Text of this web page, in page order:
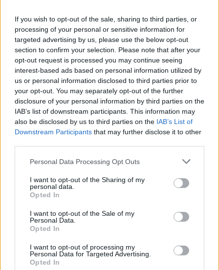
If you wish to opt-out of the sale, sharing to third parties, or
processing of your personal or sensitive information for
targeted advertising by us, please use the below opt-out
section to confirm your selection. Please note that after your
opt-out request is processed you may continue seeing
interest-based ads based on personal information utilized by
us or personal information disclosed to third parties prior to
your opt-out. You may separately opt-out of the further
disclosure of your personal information by third parties on the
IAB’s list of downstream participants. This information may
also be disclosed by us to third parties on the IAB’s List of
Downstream Participants that may further disclose it to other
Personal Data Processing Opt Outs
I want to opt-out of the Sharing of my
personal data.
Opted In
I want to opt-out of the Sale of my
Personal Data.
Opted In
I want to opt-out of processing my
Personal Data for Targeted Advertising.
Opted In
21 ezer előrendelés 20 óra alatt: a kínaiak
megrohanták az MG...
2026-08-04
A Leapmotor átlépte a 100 ezres
álomhatárt, és lekörözte a Changant
2026-08-05
A Volkswagen bedobta azt a lapot Kínában,
amivel a helyi EV-gyártókat...
Az Audi letarolta saját rekordjait — készül
minden idők leghatékonyabb villanyautója
4000 állomás, 108 másodperc: itt a Nio új